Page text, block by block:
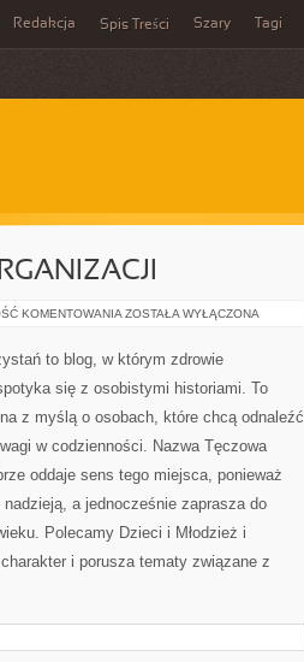
Redakcja Spis Treści Szary Tagi
KOMENTOWANIA PRACA
ORGANIZACJI
ZOSTAŁA WYŁĄCZONA
to blog, w którym zdrowie
się z osobistymi historiami. To
z myślą o osobach, które chcą odnaleźć
w codzienności. Nazwa Tęczowa
oddaje sens tego miejsca, ponieważ
a jednocześnie zaprasza do
Polecamy Dzieci i Młodzież i
i porusza tematy związane z